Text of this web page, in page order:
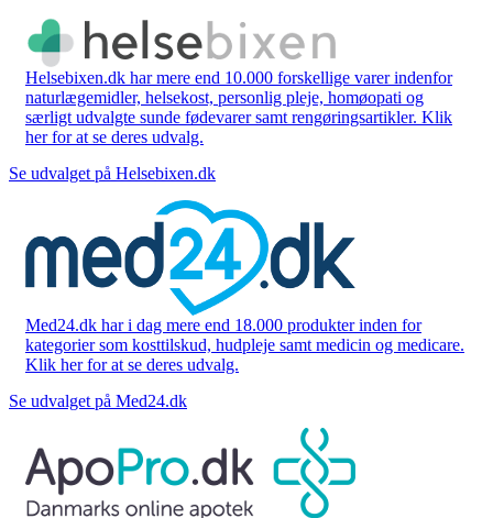
Helsebixen.dk har mere end 10.000 forskellige varer indenfor
naturlægemidler, helsekost, personlig pleje, homøopati og
særligt udvalgte sunde fødevarer samt rengøringsartikler. Klik
her for at se deres udvalg.
Se udvalget på Helsebixen.dk
Med24.dk har i dag mere end 18.000 produkter inden for
kategorier som kosttilskud, hudpleje samt medicin og medicare.
Klik her for at se deres udvalg.
Se udvalget på Med24.dk